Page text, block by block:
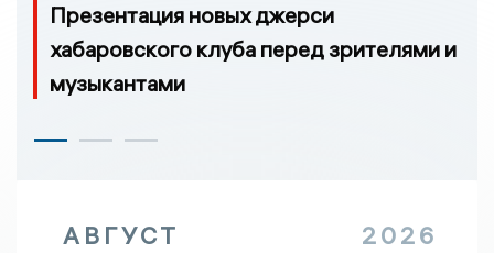
Презентация новых джерси
хабаровского клуба перед зрителями и
музыкантами
АВГУСТ 2026